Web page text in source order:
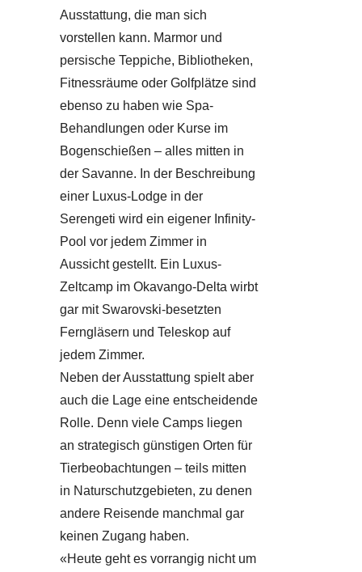
Ausstattung, die man sich
vorstellen kann. Marmor und
persische Teppiche, Bibliotheken,
Fitnessräume oder Golfplätze sind
ebenso zu haben wie Spa-
Behandlungen oder Kurse im
Bogenschießen – alles mitten in
der Savanne. In der Beschreibung
einer Luxus-Lodge in der
Serengeti wird ein eigener Infinity-
Pool vor jedem Zimmer in
Aussicht gestellt. Ein Luxus-
Zeltcamp im Okavango-Delta wirbt
gar mit Swarovski-besetzten
Ferngläsern und Teleskop auf
jedem Zimmer.
Neben der Ausstattung spielt aber
auch die Lage eine entscheidende
Rolle. Denn viele Camps liegen
an strategisch günstigen Orten für
Tierbeobachtungen – teils mitten
in Naturschutzgebieten, zu denen
andere Reisende manchmal gar
keinen Zugang haben.
«Heute geht es vorrangig nicht um